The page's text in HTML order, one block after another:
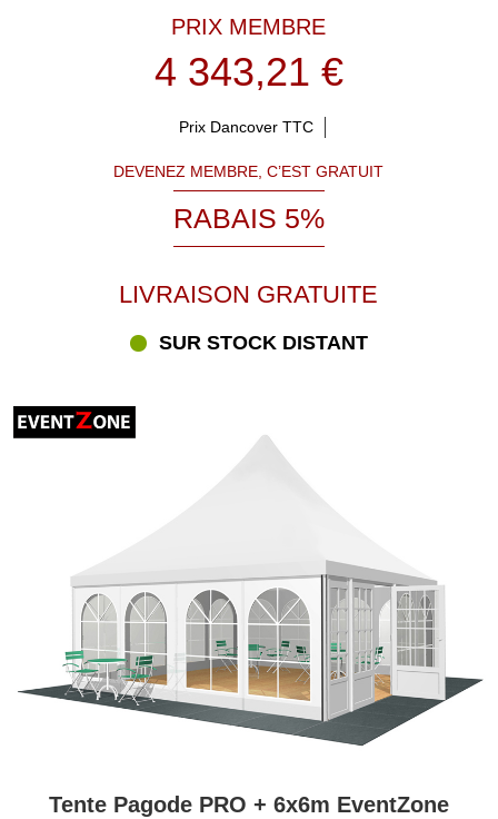
PRIX MEMBRE
4 343,21 €
Prix Dancover TTC
DEVENEZ MEMBRE, C’EST GRATUIT
RABAIS 5%
LIVRAISON GRATUITE
SUR STOCK DISTANT
Tente Pagode PRO + 6x6m EventZone